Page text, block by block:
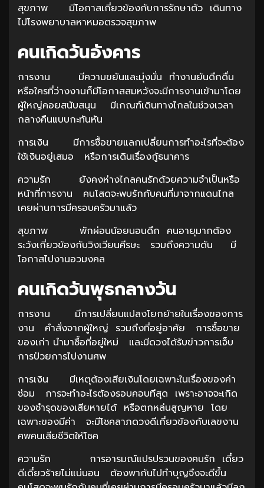
สุขภาพ มีโอกาสเกี่ยวข้องกับการรักษาตัว เดินทาง
ไปโรงพยาบาลหาหมอตรวจสุขภาพ
คนเกิดวันอังคาร
การงาน มีความขยันและมุ่งมั่น ทำงานยันดึกดื่น
หรือใครที่ว่างงานก็มีโอกาสสมหวังจะมีการงานเข้ามาโดย
ผู้ใหญ่คอยสนับสนุน มีเกณฑ์เดินทางไกลในช่วงเวลา
กลางคืนแบบกะทันหัน
การเงิน มีการซื้อขายแลกเปลี่ยนการทำอะไรที่จะต้อง
ใช้เงินอยู่เสมอ หรือการเดินเรื่องกู้ธนาคาร
ความรัก ยังคงห่างไกลคนรักด้วยความจำเป็นหรือ
หน้าที่การงาน คนโสดจะพบรักกับคนที่มาจากแดนไกล
เคยผ่านการมีครอบครัวมาแล้ว
สุขภาพ พักผ่อนน้อยนอนดึก คนอายุมากต้อง
ระวังเกี่ยวข้องกับวิงเวียนศีรษะ รวมถึงความดัน มี
โอกาสไปงานอวมงคล
คนเกิดวันพุธกลางวัน
การงาน มีการเปลี่ยนแปลงโยกย้ายในเรื่องของการ
งาน คำสั่งจากผู้ใหญ่ รวมถึงที่อยู่อาศัย การซื้อขาย
ของเก่า นำมาซื้อที่อยู่ใหม่ และมีดวงได้รับข่าวการเจ็บ
การป่วยการไปงานศพ
การเงิน มีเหตุต้องเสียเงินโดยเฉพาะในเรื่องของค่า
ซ่อม การจะทำอะไรต้องรอบคอบทีสุด เพราะอาจจะเกิด
ของชำรุดของเสียหายได้ หรือตกหล่นสูญหาย โดย
เฉพาะของมีค่า จะมีโชคลาภดวงดีเกี่ยวข้องกับเลขงาน
ศพคนเสียชีวิตให้โชค
ความรัก การอารมณ์แปรปรวนของคนรัก เดี๋ยว
ดีเดี๋ยวร้ายไม่แน่นอน ต้องพากันไปทำบุญจึงจะดีขึ้น